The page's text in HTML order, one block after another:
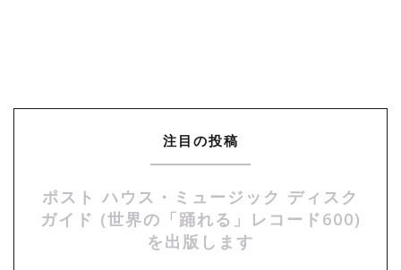
注目の投稿
ポスト ハウス・ミュージック ディスク
ガイド (世界の「踊れる」レコード600)
を出版します